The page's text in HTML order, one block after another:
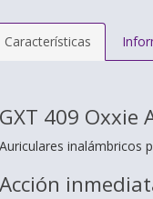
Características
GXT 409
Auriculares inalámbricos
Acción